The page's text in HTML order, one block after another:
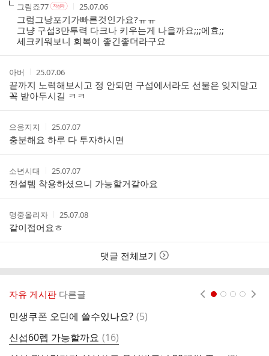
작
성
자
그림죠77작
성
자
본
인
여
작
성
자
작
성
시
간
25.07.06
그럼그낭포기가빠른것인가요?ㅠㅠ
그냥 구섭3만투력 다크나 키우는게 나을까요;;;에효;;
세크키워보니 회복이 좋긴좋더라구요
작
성
자
아버
작
성
시
간
25.07.06
끝까지 노력해보시고 정 안되면 구섭에서라도 선물은 잊지말고
꼭 받아두시길 ㅋㅋ
작
성
자
으응지지
작
성
시
간
25.07.07
충분해요 하루 다 투자하시면
작
성
자
소년시대
작
성
시
간
25.07.07
전설템 착용하셨으니 가능할거같아요
작
성
자
명중올리자
작
성
시
간
25.07.08
같이접어요ㅎ
댓글 전체보기
자유 게시판 다른글
민생쿠폰 오딘에 쓸수있나요? 댓
(5)
신섭60렙 가능할까요 댓
글
(16)